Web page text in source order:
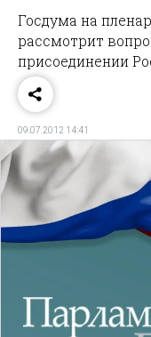
Госдума на
рассмотрит
присоединении
09.07.2012 14:41